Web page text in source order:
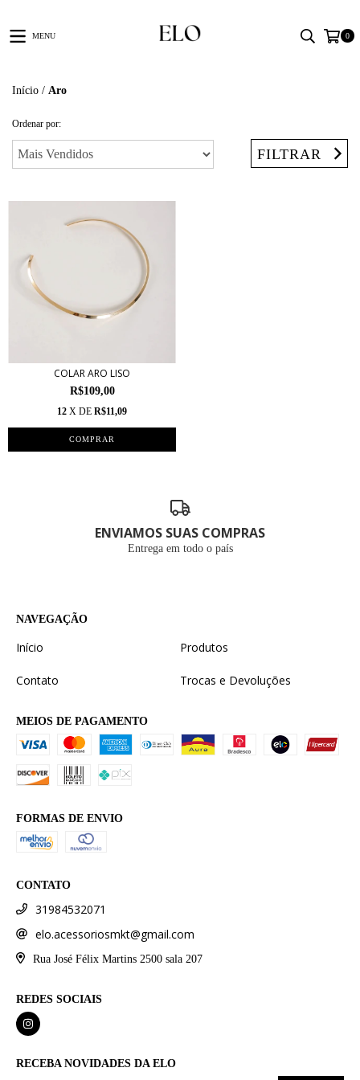
MENU 0
Início / Aro
Ordenar por:
FILTRAR
COLAR ARO LISO
R$109,00
12 X DE R$11,09
ENVIAMOS SUAS COMPRAS
Entrega em todo o país
NAVEGAÇÃO
Início Produtos
Contato Trocas e Devoluções
MEIOS DE PAGAMENTO
FORMAS DE ENVIO
CONTATO
31984532071
elo.acessoriosmkt@gmail.com
Rua José Félix Martins 2500 sala 207
REDES SOCIAIS
RECEBA NOVIDADES DA ELO